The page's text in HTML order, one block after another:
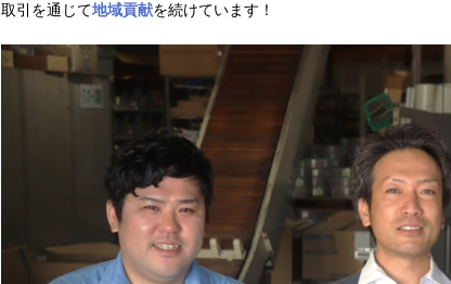
取引を通じて地域貢献を続けています！